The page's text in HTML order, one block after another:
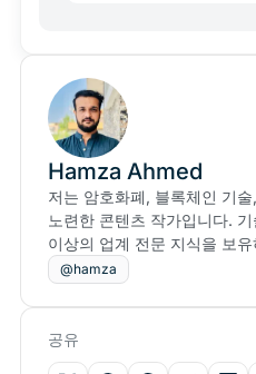
Hamza Ahmed
저는 암호화폐, 블록체인 기
노련한 콘텐츠 작가입니다.
이상의 업계 전문 지식을 보
@hamza
공유